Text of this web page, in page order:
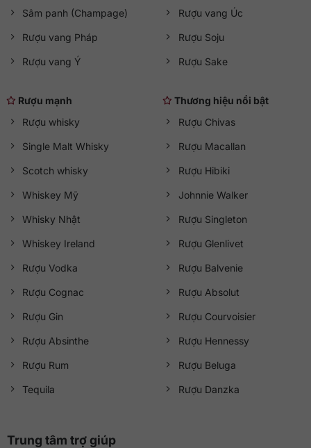
Sâm panh (Champage)
Rượu vang Pháp
Rượu vang Ý
Rượu vang Úc
Rượu Soju
Rượu Sake
Rượu mạnh
Rượu whisky
Single Malt Whisky
Scotch whisky
Whiskey Mỹ
Whisky Nhật
Whiskey Ireland
Rượu Vodka
Rượu Cognac
Rượu Gin
Rượu Absinthe
Rượu Rum
Tequila
Thương hiệu nổi bật
Rượu Chivas
Rượu Macallan
Rượu Hibiki
Johnnie Walker
Rượu Singleton
Rượu Glenlivet
Rượu Balvenie
Rượu Absolut
Rượu Courvoisier
Rượu Hennessy
Rượu Beluga
Rượu Danzka
Trung tâm trợ giúp